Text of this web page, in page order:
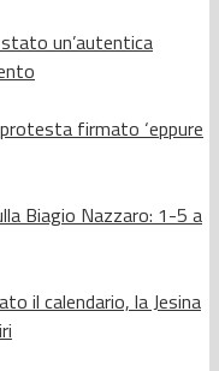
un’autentica
firmato ‘eppure
Biagio Nazzaro: 1-5 a
il calendario, la Jesina